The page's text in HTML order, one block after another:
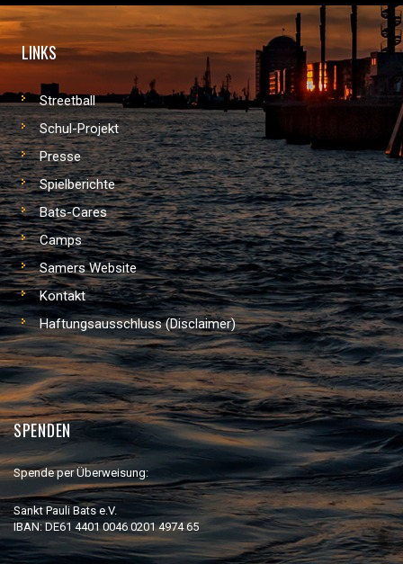
LINKS
Streetball
Schul-Projekt
Presse
Spielberichte
Bats-Cares
Camps
Samers Website
Kontakt
Haftungsausschluss (Disclaimer)
SPENDEN
Spende per Überweisung:
Sankt Pauli Bats e.V.
IBAN: DE61 4401 0046 0201 4974 65